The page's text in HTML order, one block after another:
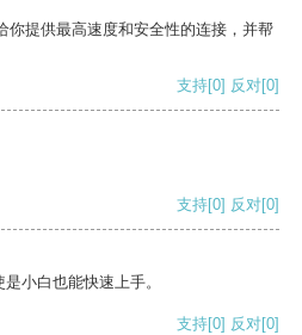
你提供最高速度和安全性的连接，并帮
支持[0] 反对[0]
支持[0] 反对[0]
小白也能快速上手。
支持[0] 反对[0]